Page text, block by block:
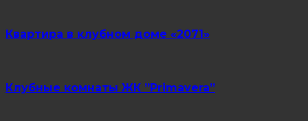
Квартира в клубном доме «2071»
Клубные комнаты ЖК ”Primavera”